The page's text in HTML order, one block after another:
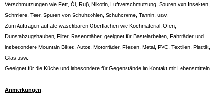
Verschmutzungen wie Fett, Öl, Ruβ, Nikotin, Luftverschmutzung, Spuren von Insekten,
Schmiere, Teer, Spuren von Schuhsohlen, Schuhcreme, Tannin, usw.
Zum Auftragen auf alle waschbaren Oberflächen wie Kochmaterial, Öfen,
Dunstabzugshauben, Filter, Rasenmäher, geeignet für Bastelarbeiten, Fahrräder und
insbesondere Mountain Bikes, Autos, Motorräder, Fliesen, Metal, PVC, Textilien, Plastik,
Glas usw.
Geeignet für die Küche und inbesondere für Gegenstände im Kontakt mit Lebensmitteln.
Anmerkungen: